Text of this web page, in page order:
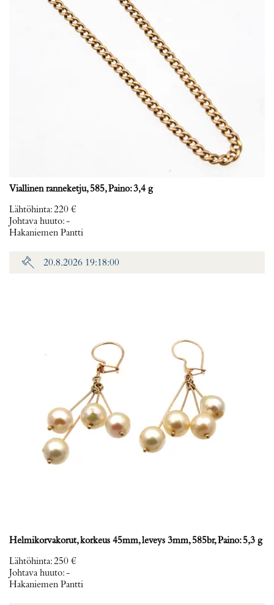
Viallinen ranneketju, 585, Paino: 3,4 g
Lähtöhinta:220 €
Johtava huuto:-
Hakaniemen Pantti
20.8.2026 19:18:00
Helmikorvakorut, korkeus 45mm, leveys 3mm, 585br, Paino: 5,3 g
Lähtöhinta:250 €
Johtava huuto:-
Hakaniemen Pantti